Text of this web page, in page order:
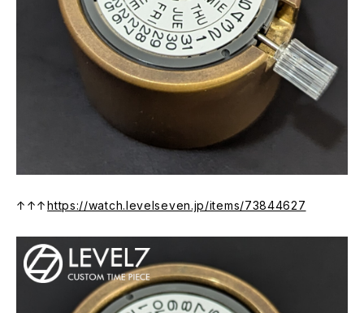
↑↑↑https://watch.levelseven.jp/items/73844627